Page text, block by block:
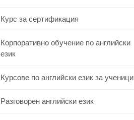
Курс за сертификация
Корпоративно обучение по английски
език
Курсове по английски език за ученици
Разговорен английски език